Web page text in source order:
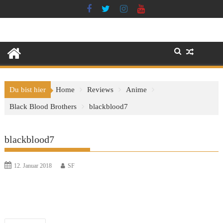
to
Du bist hier Home Reviews Anime
Black Blood Brothers blackblood7
blackblood7
12. Januar 2018 SF